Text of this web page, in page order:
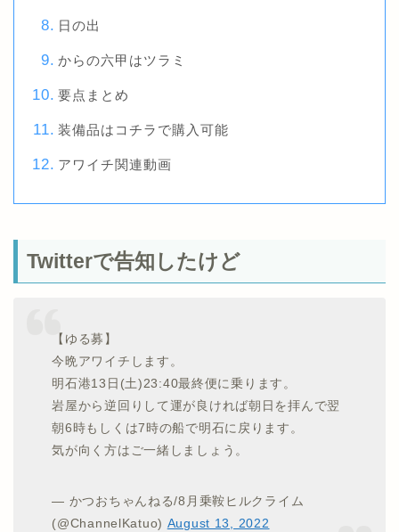
日の出
からの六甲はツラミ
要点まとめ
装備品はコチラで購入可能
アワイチ関連動画
Twitterで告知したけど
【ゆる募】
今晩アワイチします。
明石港13日(土)23:40最終便に乗ります。
岩屋から逆回りして運が良ければ朝日を拝んで翌
朝6時もしくは7時の船で明石に戻ります。
気が向く方はご一緒しましょう。
— かつおちゃんねる/8月乗鞍ヒルクライム
(@ChannelKatuo) August 13, 2022